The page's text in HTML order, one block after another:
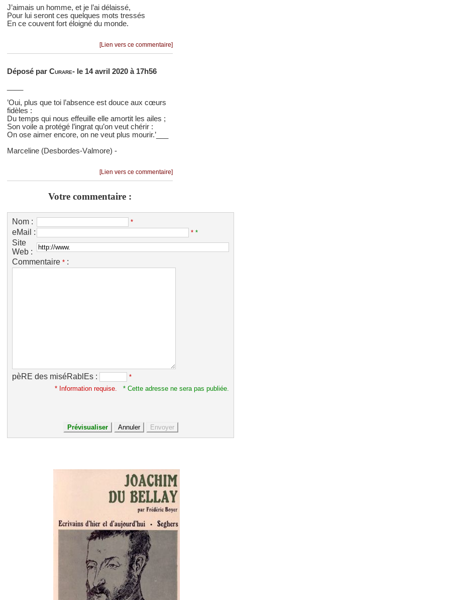
J’aimais un homme, et je l’ai délaissé,
Pour lui seront ces quelques mots tressés
En ce couvent fort éloigné du monde.
[Lien vers ce commentaire]
Déposé par Curare- le 14 avril 2020 à 17h56
’Oui, plus que toi l’absence est douce aux cœurs
fidèles :
Du temps qui nous effeuille elle amortit les ailes ;
Son voile a protégé l’ingrat qu’on veut chérir :
On ose aimer encore, on ne veut plus mourir.’___
Marceline (Dеsbоrdеs-Vаlmоrе) -
[Lien vers ce commentaire]
Votre commentaire :
Nom : *
eMail : * *
Site
Web :
Commentaire * :
pèRE des miséRablEs :
*
* Information requise.
* Cette adresse ne sera pas publiée.